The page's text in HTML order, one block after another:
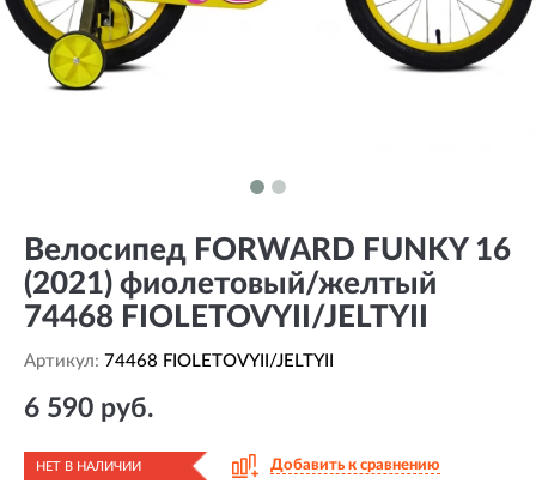
Велосипед FORWARD FUNKY 16
(2021) фиолетовый/желтый
74468 FIOLETOVYII/JELTYII
Артикул: 74468 FIOLETOVYII/JELTYII
6 590 руб.
НЕТ В НАЛИЧИИ Добавить к сравнению